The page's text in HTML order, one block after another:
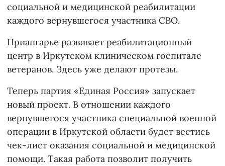
социальной и медицинской реабилитации
каждого вернувшегося участника СВО.
Приангарье развивает реабилитационный
центр в Иркутском клиническом госпитале
ветеранов. Здесь уже делают протезы.
Теперь партия «Единая Россия» запускает
новый проект. В отношении каждого
вернувшегося участника специальной военной
операции в Иркутской области будет вестись
чек-лист оказания социальной и медицинской
помощи. Такая работа позволит получить